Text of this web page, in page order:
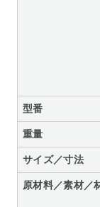
型番
重量
サイズ／寸法
原材料／素材／